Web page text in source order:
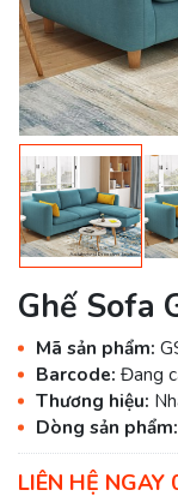
Ghế Sofa
Mã sản phẩm:
Barcode: Đang
Thương hiệu:
Dòng sản phẩm:
LIÊN HỆ